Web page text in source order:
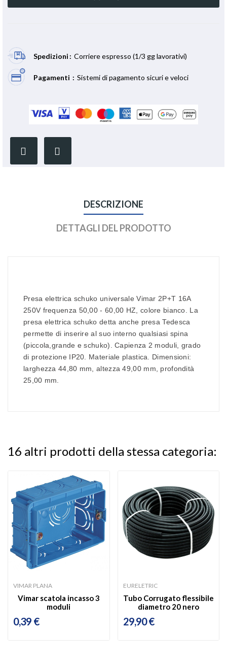
Spedizioni Corriere espresso (1/3 gg lavorativi)
Pagamenti Sistemi di pagamento sicuri e veloci
DESCRIZIONE
DETTAGLI DEL PRODOTTO
Presa elettrica schuko universale Vimar 2P+T 16A
250V frequenza 50,00 - 60,00 HZ, colore bianco. La
presa elettrica schuko detta anche presa Tedesca
permette di inserire al suo interno qualsiasi spina
(piccola,grande e schuko). Capienza 2 moduli, grado
di protezione IP20. Materiale plastica. Dimensioni:
larghezza 44,80 mm, altezza 49,00 mm, profondità
25,00 mm.
16 altri prodotti della stessa categoria:
VIMAR PLANA
Vimar scatola incasso 3
moduli
0,39 €
EURELETRIC
Tubo Corrugato flessibile
diametro 20 nero
29,90 €